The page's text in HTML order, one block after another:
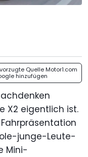
Quelle Motor1.com
hinzufügen
X2 eigentlich ist.
junge-Leute-
Mini-